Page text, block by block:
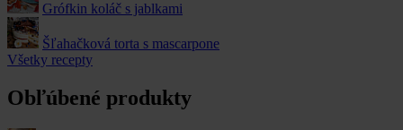
Grófkin koláč s jablkami
Šľahačková torta s mascarpone
Všetky recepty
Obľúbené produkty